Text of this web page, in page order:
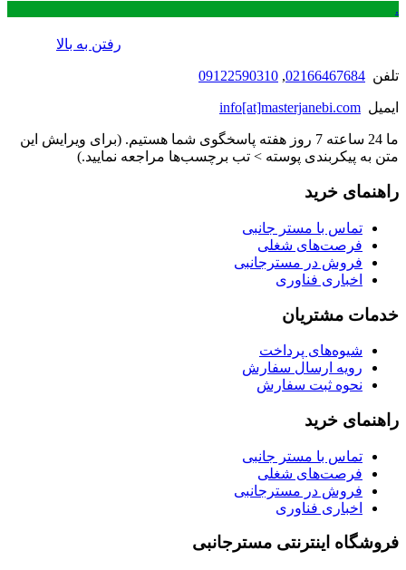
.
رفتن به بالا
تلفن 02166467684
,
09122590310
ایمیل info[at]masterjanebi.com
ما 24 ساعته 7 روز هفته پاسخگوی شما هستیم. (برای ویرایش این
متن به پیکربندی پوسته > تب برچسب‌ها مراجعه نمایید.)
راهنمای خرید
تماس با مستر جانبی
فرصت‌های شغلی
فروش در مسترجانبی
اخباری فناوری
خدمات مشتریان
شیوه‌های پرداخت
رویه ارسال سفارش
نحوه ثبت سفارش
راهنمای خرید
تماس با مستر جانبی
فرصت‌های شغلی
فروش در مسترجانبی
اخباری فناوری
فروشگاه اینترنتی مسترجانبی